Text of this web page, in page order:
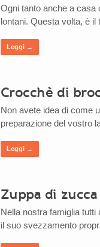
Ogni tanto anche a casa
lontani. Questa volta, è
Leggi →
Crocchè di
Non avete idea di come
preparazione del vostro
Leggi →
Zuppa di
Nella nostra famiglia
il suo svezzamento